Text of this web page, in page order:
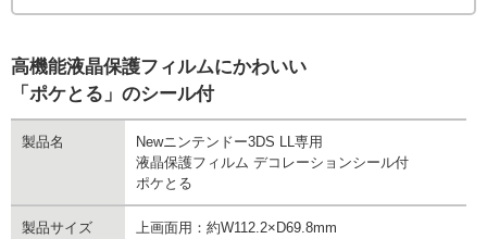
高機能液晶保護フィルムにかわいい
「ポケとる」のシール付
製品名
Newニンテンドー3DS LL専用
液晶保護フィルム デコレーションシール付
ポケとる
製品サイズ
上画面用：約W112.2×D69.8mm